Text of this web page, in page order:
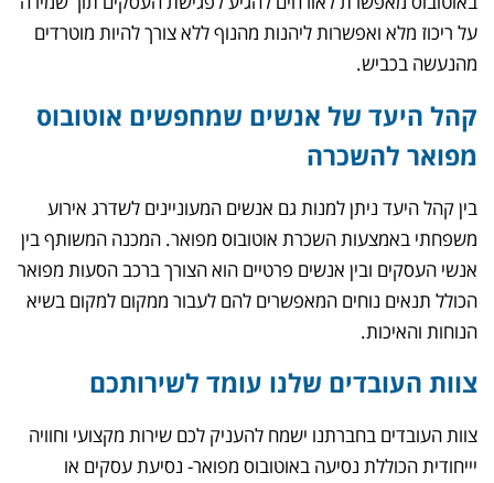
על ריכוז מלא ואפשרות ליהנות מהנוף ללא צורך להיות מוטרדים
מהנעשה בכביש.
קהל היעד של אנשים שמחפשים אוטובוס
מפואר להשכרה
בין קהל היעד ניתן למנות גם אנשים המעוניינים לשדרג אירוע
משפחתי באמצעות השכרת אוטובוס מפואר. המכנה המשותף בין
אנשי העסקים ובין אנשים פרטיים הוא הצורך ברכב הסעות מפואר
הכולל תנאים נוחים המאפשרים להם לעבור ממקום למקום בשיא
הנוחות והאיכות.
צוות העובדים שלנו עומד לשירותכם
צוות העובדים בחברתנו ישמח להעניק לכם שירות מקצועי וחוויה
יייחודית הכוללת נסיעה באוטובוס מפואר- נסיעת עסקים או